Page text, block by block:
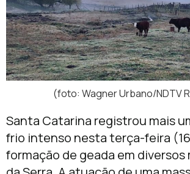
(foto: Wagner Urbano/NDTV
Santa Catarina registrou mais
frio intenso nesta terça-feira
formação de geada em